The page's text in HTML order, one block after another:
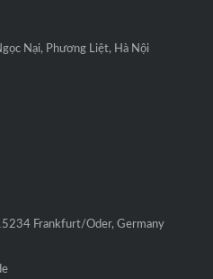
Nại, Phương Liệt, Hà Nội
Frankfurt/Oder, Germany